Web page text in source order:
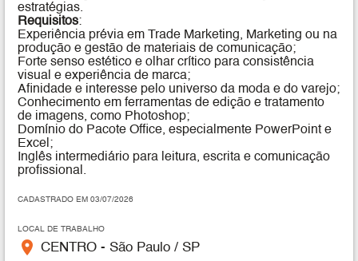
estratégias.
Requisitos:
Experiência prévia em Trade Marketing, Marketing ou na
produção e gestão de materiais de comunicação;
Forte senso estético e olhar crítico para consistência
visual e experiência de marca;
Afinidade e interesse pelo universo da moda e do varejo;
Conhecimento em ferramentas de edição e tratamento
de imagens, como Photoshop;
Domínio do Pacote Office, especialmente PowerPoint e
Excel;
Inglês intermediário para leitura, escrita e comunicação
profissional.
CADASTRADO EM 03/07/2026
LOCAL DE TRABALHO
place CENTRO - São Paulo / SP